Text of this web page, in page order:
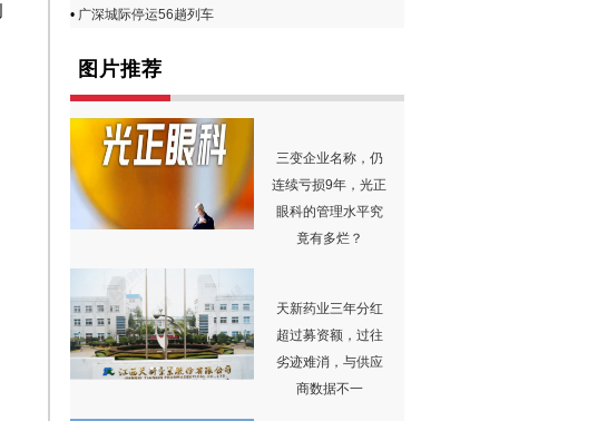
• 广深城际停运56趟列车
图片推荐
三变企业名称，仍
连续亏损9年，光正
眼科的管理水平究
竟有多烂？
天新药业三年分红
超过募资额，过往
劣迹难消，与供应
商数据不一